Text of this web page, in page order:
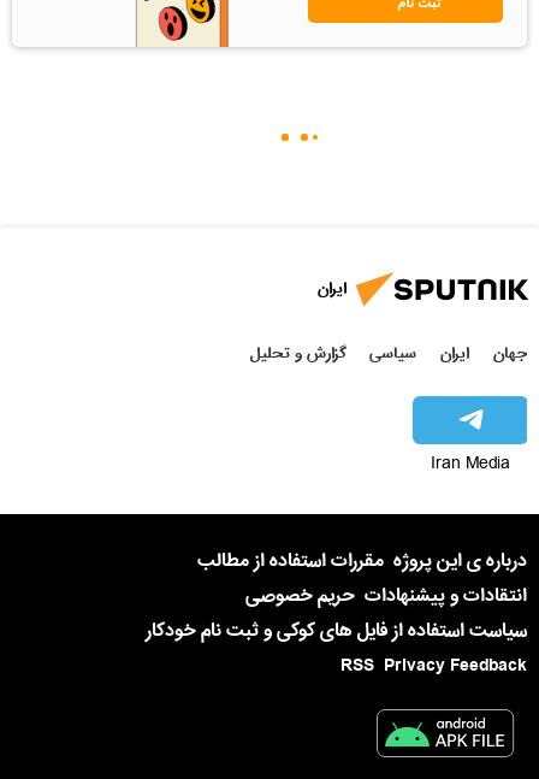
ایران
جهان ایران سیاسی گزارش و تحلیل
Iran Media
درباره ی این پروژه مقررات استفاده از مطالب
انتقادات و پیشنهادات حریم خصوصی
سیاست استفاده از فایل های کوکی و ثبت نام خودکار
Privacy Feedback
RSS